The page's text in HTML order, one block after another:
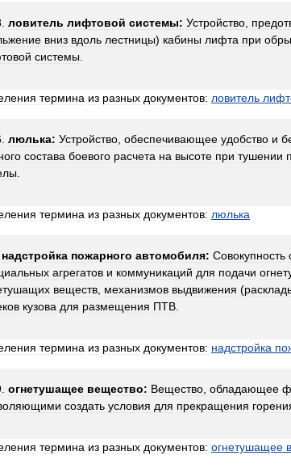
ловитель лифтовой системы: Устройство
вниз вдоль лестницы) кабины лифта при
системы
термина из разных документов: ловитель
люлька: Устройство обеспечивающее удобство и
состава боевого расчета на высоте при тушении
термина из разных документов: люлька
надстройка пожарного автомобиля: Совокупность
агрегатов и коммуникаций для подачи
веществ механизмов выдвижения (
кузова для размещения ПТВ
термина из разных документов: надстройка
огнетушащее вещество: Вещество обладающее
создать условия для прекращения
термина из разных документов: огнетушащее